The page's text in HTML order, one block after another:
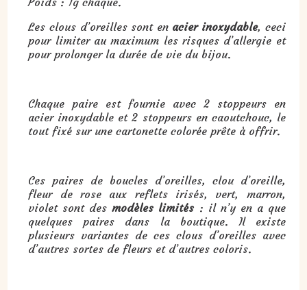
Les clous d’oreilles sont en acier inoxydable, ceci
pour limiter au maximum les risques d’allergie et
pour prolonger la durée de vie du bijou.
Chaque paire est fournie avec 2 stoppeurs en
acier inoxydable et 2 stoppeurs en caoutchouc, le
tout fixé sur une cartonette colorée prête à offrir.
Ces paires de boucles d’oreilles, clou d’oreille,
fleur de rose aux reflets irisés, vert, marron,
violet sont desmodèles limités : il n’y en a que
quelques paires dans la boutique. Il existe
plusieurs variantes de ces clous d’oreilles avec
d’autres sortes de fleurs et d’autres coloris.